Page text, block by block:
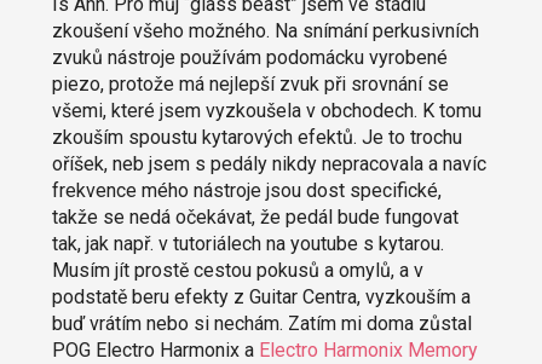
zkoušení všeho možného. Na snímání perkusivních
zvuků nástroje používám podomácku vyrobené
piezo, protože má nejlepší zvuk při srovnání se
všemi, které jsem vyzkoušela v obchodech. K tomu
zkouším spoustu kytarových efektů. Je to trochu
oříšek, neb jsem s pedály nikdy nepracovala a navíc
frekvence mého nástroje jsou dost specifické,
takže se nedá očekávat, že pedál bude fungovat
tak, jak např. v tutoriálech na youtube s kytarou.
Musím jít prostě cestou pokusů a omylů, a v
podstatě beru efekty z Guitar Centra, vyzkouším a
buď vrátím nebo si nechám. Zatím mi doma zůstal
POG Electro Harmonix a Electro Harmonix Memory